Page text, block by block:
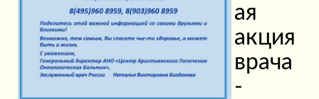
ая
акция
врача
-